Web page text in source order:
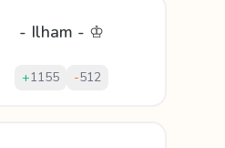
- Ilham - ♔
+1155 -512